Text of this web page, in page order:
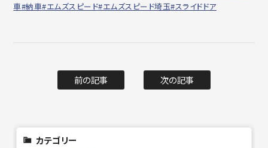
車#納車#エムズスピード#エムズスピード埼玉#スライドドア
前の記事 次の記事
カテゴリー